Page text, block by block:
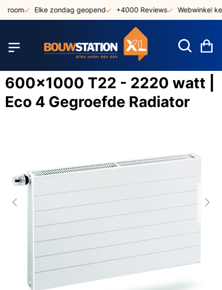
Elke zondag geopend +4000 Reviews Webwinkel
600x1000 T22 - 2220 watt |
Eco 4 Gegroefde Radiator